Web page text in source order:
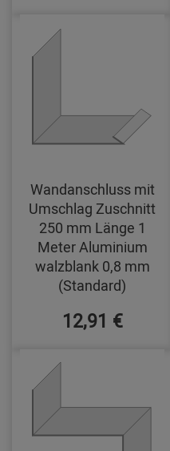
Wandanschluss mit
Umschlag Zuschnitt
250 mm Länge 1
Meter Aluminium
walzblank 0,8 mm
(Standard)
12,91 €